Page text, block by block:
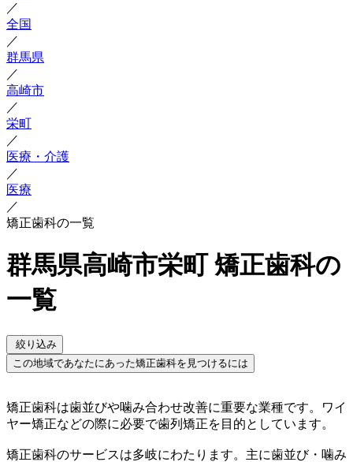
／
全国
／
群馬県
／
高崎市
／
栄町
／
医療・介護
／
医療
／
矯正歯科の一覧
群馬県高崎市栄町 矯正歯科の
一覧
絞り込み
この地域であなたにあった矯正歯科を見つけるには
矯正歯科は歯並びや噛み合わせ改善に重要な業種です。ワイ
ヤー矯正などの際に必要で歯列矯正を目的としています。
矯正歯科のサービスは多岐にわたります。主に歯並び・噛み